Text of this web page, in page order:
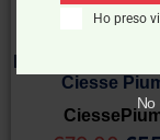
Ciesse
Ho preso